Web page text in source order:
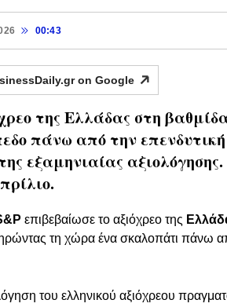
00:43
on Google
της Ελλάδας στη
πάνω από την
εξαμηνιαίας
επιβεβαίωσε το αξιόχρεο της
τη χώρα ένα σκαλοπάτι πάνω
του ελληνικού αξιόχρεου